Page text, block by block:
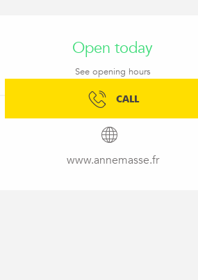
Opening
Open today
See opening hours
CALL
www.annemasse.fr